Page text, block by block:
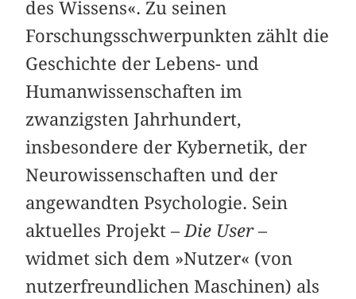
des Wissens«. Zu seinen
Forschungsschwerpunkten zählt die
Geschichte der Lebens- und
Humanwissenschaften im
zwanzigsten Jahrhundert,
insbesondere der Kybernetik, der
Neurowissenschaften und der
angewandten Psychologie. Sein
aktuelles Projekt – Die User–
widmet sich dem »Nutzer« (von
nutzerfreundlichen Maschinen) als